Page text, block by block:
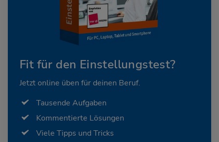
Fit für den Einstellungstest?
Jetzt online üben für deinen Beruf.
Tausende Aufgaben
Kommentierte Lösungen
Viele Tipps und Tricks